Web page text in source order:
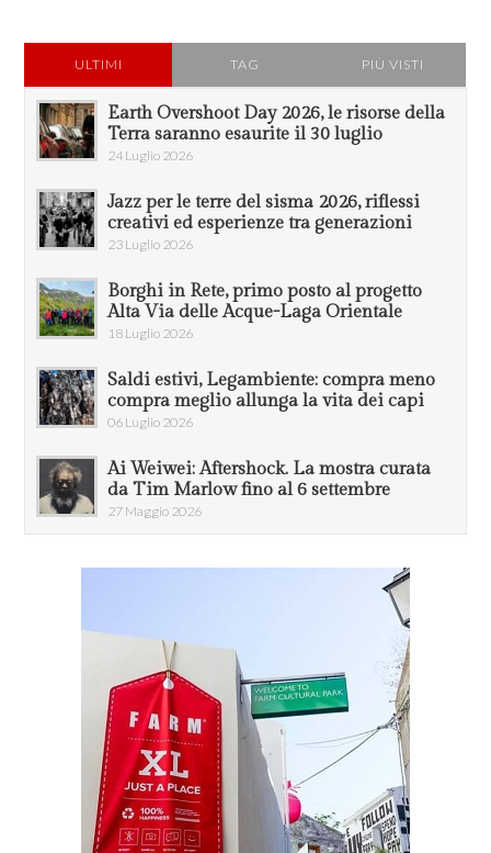
ULTIMI TAG PIÙ VISTI
Earth Overshoot Day 2026, le risorse della
Terra saranno esaurite il 30 luglio
24 Luglio 2026
Jazz per le terre del sisma 2026, riflessi
creativi ed esperienze tra generazioni
23 Luglio 2026
Borghi in Rete, primo posto al progetto
Alta Via delle Acque-Laga Orientale
18 Luglio 2026
Saldi estivi, Legambiente: compra meno
compra meglio allunga la vita dei capi
06 Luglio 2026
Ai Weiwei: Aftershock. La mostra curata
da Tim Marlow fino al 6 settembre
27 Maggio 2026